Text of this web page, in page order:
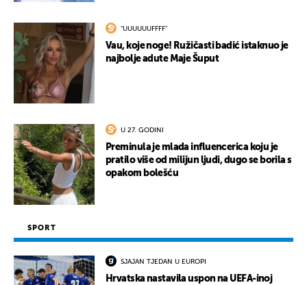
"UUUUUUFFFF"
Vau, koje noge! Ružičasti badić istaknuo je
najbolje adute Maje Šuput
U 27. GODINI
Preminula je mlada influencerica koju je
pratilo više od milijun ljudi, dugo se borila s
opakom bolešću
SPORT
SJAJAN TJEDAN U EUROPI
Hrvatska nastavila uspon na UEFA-inoj